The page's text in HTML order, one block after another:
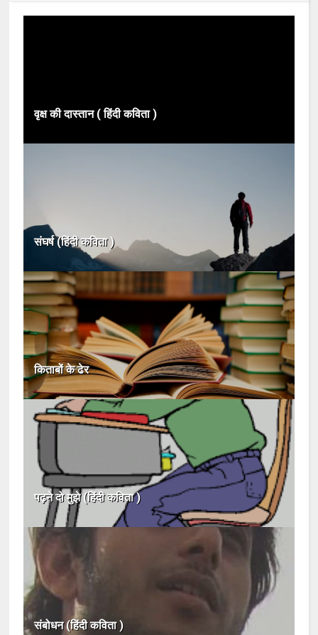
वृक्ष की दास्तान ( हिंदी कविता )
संघर्ष (हिंदी कविता )
किताबों के ढेर
पढ़ने दो मुझे (हिंदी कविता )
संबोधन (हिंदी कविता )